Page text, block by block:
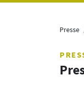
Presse